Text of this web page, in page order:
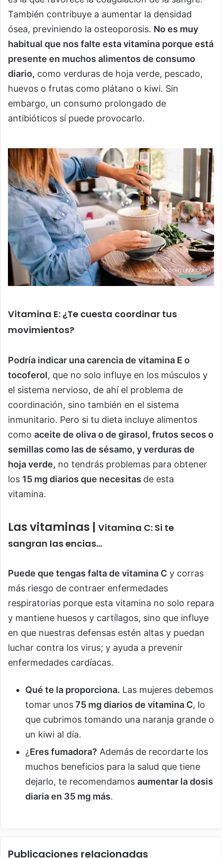
También contribuye a aumentar la densidad
ósea, previniendo la osteoporosis. No es muy
habitual que nos falte esta vitamina porque está
presente en muchos alimentos de consumo
diario, como verduras de hoja verde, pescado,
huevos o frutas como plátano o kiwi. Sin
embargo, un consumo prolongado de
antibióticos sí puede provocarlo.
Vitamina E: ¿Te cuesta coordinar tus
movimientos?
Podría indicar una carencia de vitamina E o
tocoferol, que no solo influye en los músculos y
el sistema nervioso, de ahí el problema de
coordinación, sino también en el sistema
inmunitario. Pero si tu dieta incluye alimentos
como aceite de oliva o de girasol, frutos secos o
semillas como las de sésamo, y verduras de
hoja verde, no tendrás problemas para obtener
los 15 mg diarios que necesitas de esta
vitamina.
Las vitaminas | Vitamina C: Si te
sangran las encias…
Puede que tengas falta de vitamina C y corras
más riesgo de contraer enfermedades
respiratorias porque esta vitamina no solo repara
y mantiene huesos y cartílagos, sino que influye
en que nuestras defensas estén altas y puedan
luchar contra los virus; y ayuda a prevenir
enfermedades cardíacas.
Qué te la proporciona. Las mujeres debemos
tomar unos75 mg diarios de vitamina C, lo
que cubrimos tomando una naranja grande o
un kiwi al día.
¿Eres fumadora? Además de recordarte los
muchos beneficios para la salud que tiene
dejarlo, te recomendamos aumentar la dosis
diaria en 35 mg más.
Publicaciones relacionadas